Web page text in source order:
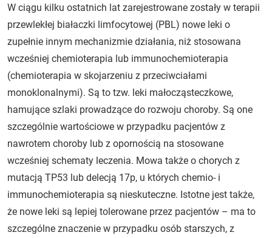
W ciągu kilku ostatnich lat zarejestrowane zostały w terapii
przewlekłej białaczki limfocytowej (PBL) nowe leki o
zupełnie innym mechanizmie działania, niż stosowana
wcześniej chemioterapia lub immunochemioterapia
(chemioterapia w skojarzeniu z przeciwciałami
monoklonalnymi). Są to tzw. leki małocząsteczkowe,
hamujące szlaki prowadzące do rozwoju choroby. Są one
szczególnie wartościowe w przypadku pacjentów z
nawrotem choroby lub z opornością na stosowane
wcześniej schematy leczenia. Mowa także o chorych z
mutacją TP53 lub delecją 17p, u których chemio- i
immunochemioterapia są nieskuteczne. Istotne jest także,
że nowe leki są lepiej tolerowane przez pacjentów – ma to
szczególne znaczenie w przypadku osób starszych, z